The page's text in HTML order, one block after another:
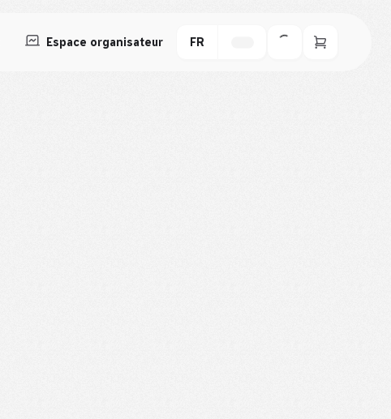
Espace organisateur FR